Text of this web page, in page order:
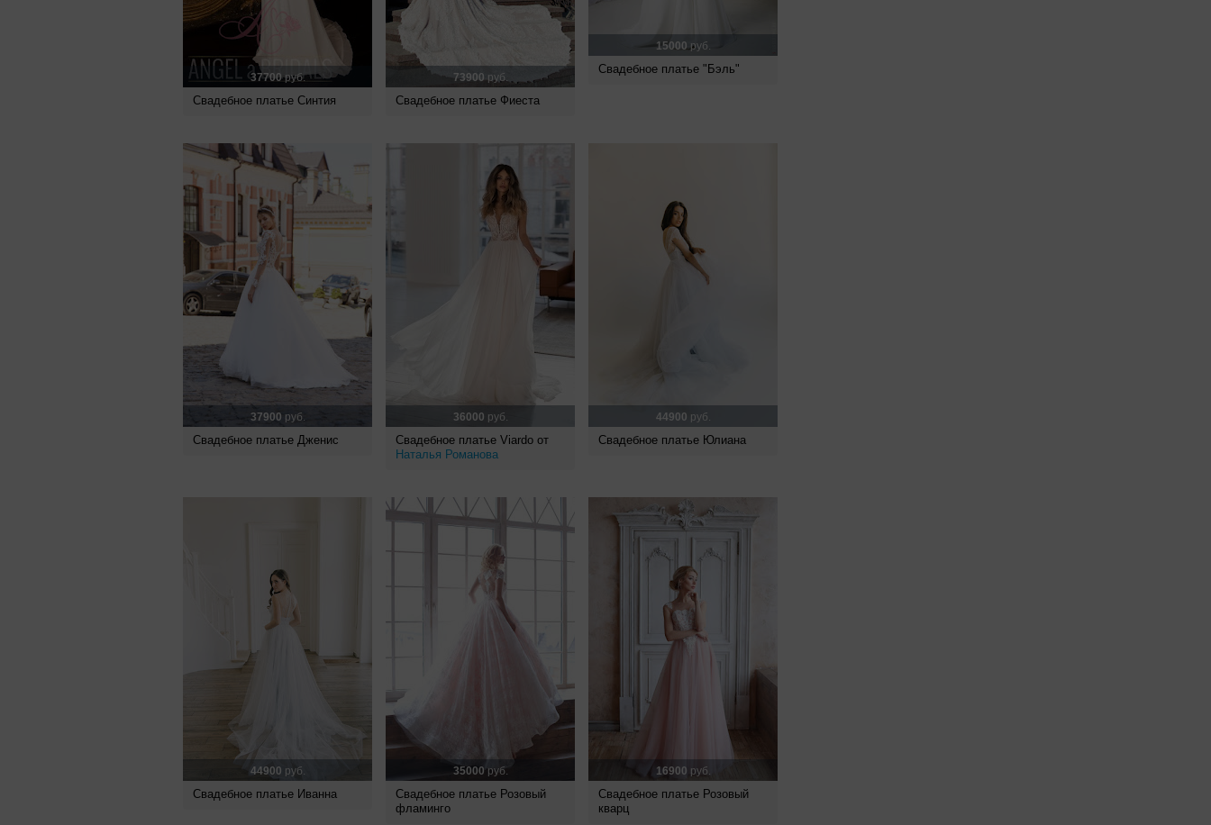
37700руб.
Свадебное платье Синтия
73900 руб.
Свадебное платье Фиеста
15000руб.
Свадебное платье "Бэль"
37900 руб.
Свадебное платье Дженис
36000 руб.
Свадебное платье Viardo от
Наталья Романова
44900 руб.
Свадебное платье Юлиана
44900 руб.
Свадебное платье Иванна
35000руб.
Свадебное платье Розовый
фламинго
16900 руб.
Свадебное платье Розовый
кварц